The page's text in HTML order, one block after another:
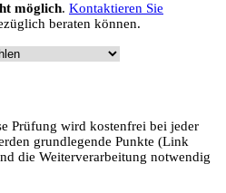
möglich. Kontaktieren Sie
beraten können.
Prüfung wird kostenfrei bei jeder
grundlegende Punkte (Link
die Weiterverarbeitung notwendig